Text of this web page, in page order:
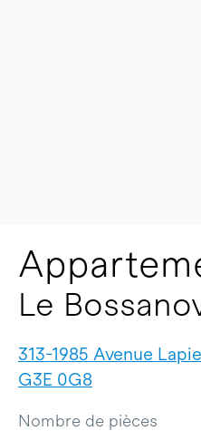
Le
313-1985 Avenue
G3E 0G8
Nombre de pièces